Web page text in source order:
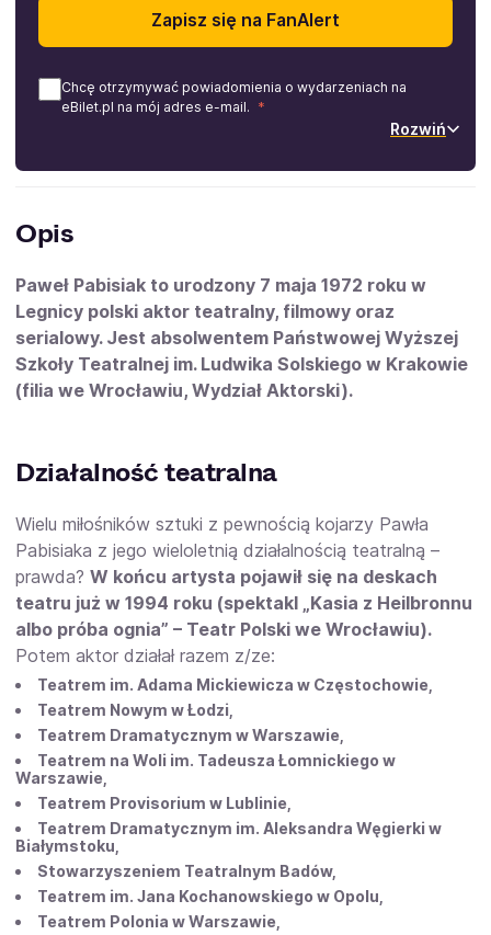
Zapisz się na FanAlert
Chcę otrzymywać powiadomienia o wydarzeniach na
eBilet.pl na mój adres e-mail.
Rozwiń
Opis
Paweł Pabisiak to urodzony 7 maja 1972 roku w
Legnicy polski aktor teatralny, filmowy oraz
serialowy. Jest absolwentem Państwowej Wyższej
Szkoły Teatralnej im. Ludwika Solskiego w Krakowie
(filia we Wrocławiu, Wydział Aktorski).
Działalność teatralna
Wielu miłośników sztuki z pewnością kojarzy Pawła
Pabisiaka z jego wieloletnią działalnością teatralną –
prawda? W końcu artysta pojawił się na deskach
teatru już w 1994 roku (spektakl „Kasia z Heilbronnu
albo próba ognia” – Teatr Polski we Wrocławiu).
Potem aktor działał razem z/ze:
Teatrem im. Adama Mickiewicza w Częstochowie,
Teatrem Nowym w Łodzi,
Teatrem Dramatycznym w Warszawie,
Teatrem na Woli im. Tadeusza Łomnickiego w
Warszawie,
Teatrem Provisorium w Lublinie,
Teatrem Dramatycznym im. Aleksandra Węgierki w
Białymstoku,
Stowarzyszeniem Teatralnym Badów,
Teatrem im. Jana Kochanowskiego w Opolu,
Teatrem Polonia w Warszawie,